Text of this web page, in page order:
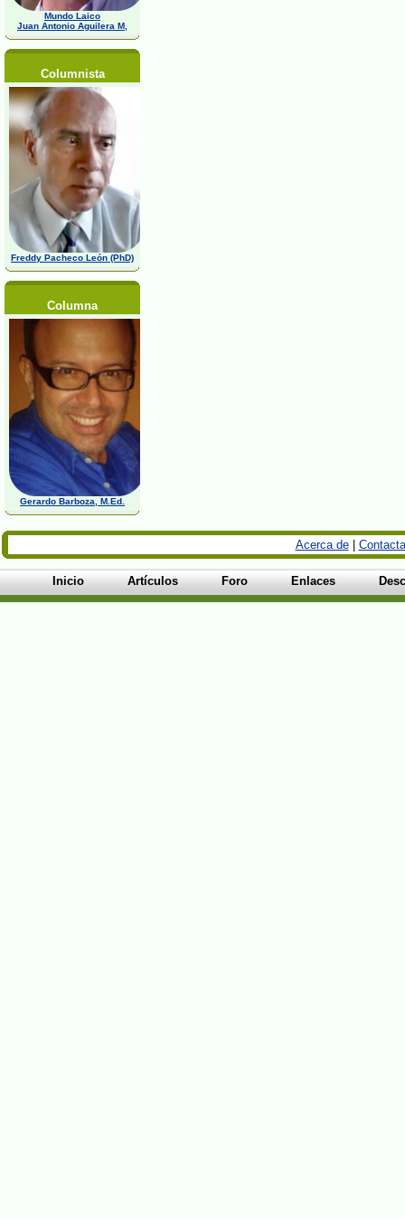
Mundo Laico
Juan Antonio Aguilera M,
Columnista
Freddy Pacheco León (PhD)
Columna
Gerardo Barboza, M.Ed.
Acerca de|
Inicio Artículos Foro Enlaces